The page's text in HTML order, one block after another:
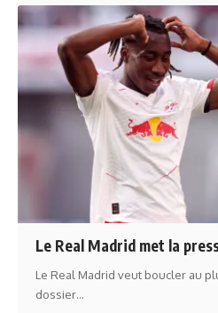
Le Real Madrid met la
Le Real Madrid veut boucler au
dossier…